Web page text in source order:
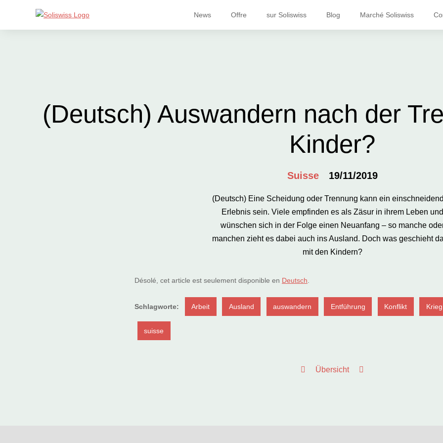
News Offre sur Soliswiss Blog Marché Soliswiss
(Deutsch) Auswandern nach der
Kinder?
Suisse 19/11/2019
(Deutsch) Eine Scheidung oder Trennung kann ein
Erlebnis sein. Viele empfinden es als Zäsur in ihrem Leben und
wünschen sich in der Folge einen Neuanfang – so manche
manchen zieht es dabei auch ins Ausland. Doch was geschieht
mit den Kindern?
Désolé, cet article est seulement disponible en Deutsch
Schlagworte: Arbeit Ausland auswandern Entführung Konflikt Krieg
suisse
Übersicht